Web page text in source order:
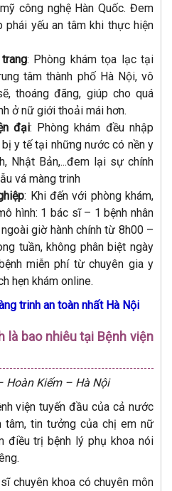
công nghệ Hàn Quốc. Đem
yếu an tâm khi thực hiện
: Phòng khám tọa lạc tại
tâm thành phố Hà Nội, vô
thoáng đãng, giúp cho quá
ở nữ giới thoải mái hơn.
đại: Phòng khám đều nhập
y tế tại những nước có nền y
Nhật Bản,...đem lại sự chính
vá màng trinh
: Khi đến với phòng khám,
hình: 1 bác sĩ – 1 bệnh nhân
giờ hành chính từ 8h00 –
tuần, không phân biệt ngày
miễn phí từ chuyên gia y
hẹn khám online.
trinh an toàn nhất Hà Nội
là bao nhiêu tại Bệnh viện
Hoàn Kiếm – Hà Nội
viện tuyến đầu của cả nước
tâm, tin tưởng của chị em nữ
điều trị bệnh lý phụ khoa nói
chuyên khoa có chuyên môn